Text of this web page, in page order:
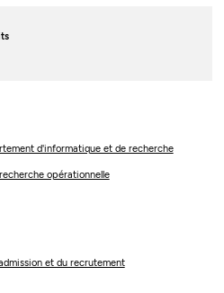
d'informatique et de recherche
opérationnelle
et du recrutement